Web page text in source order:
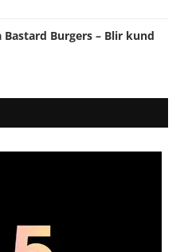
Burgers – Blir kund